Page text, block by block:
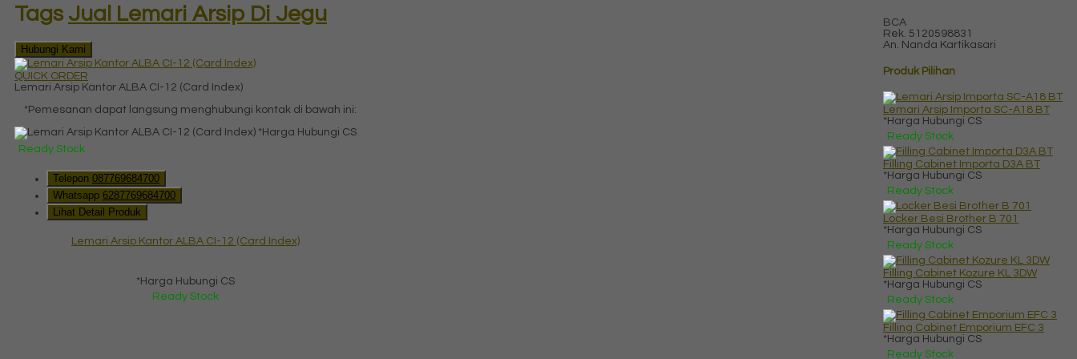
Tags Jual Lemari Arsip Di Jegu
Hubungi Kami
QUICK ORDER
Lemari Arsip Kantor ALBA CI-12 (Card Index)
*Pemesanan dapat langsung menghubungi kontak di bawah ini:
*Harga Hubungi CS
Ready Stock
Telepon 087769684700
Whatsapp 6287769684700
Lihat Detail Produk
Lemari Arsip Kantor ALBA CI-12 (Card Index)
*Harga Hubungi CS
Ready Stock
BCA
Rek. 5120598831
An. Nanda Kartikasari
Produk Pilihan
Lemari Arsip Importa SC-A18 BT
*Harga Hubungi CS
Ready Stock
Filling Cabinet Importa D3A BT
*Harga Hubungi CS
Ready Stock
Locker Besi Brother B 701
*Harga Hubungi CS
Ready Stock
Filling Cabinet Kozure KL 3DW
*Harga Hubungi CS
Ready Stock
Filling Cabinet Emporium EFC 3
*Harga Hubungi CS
Ready Stock